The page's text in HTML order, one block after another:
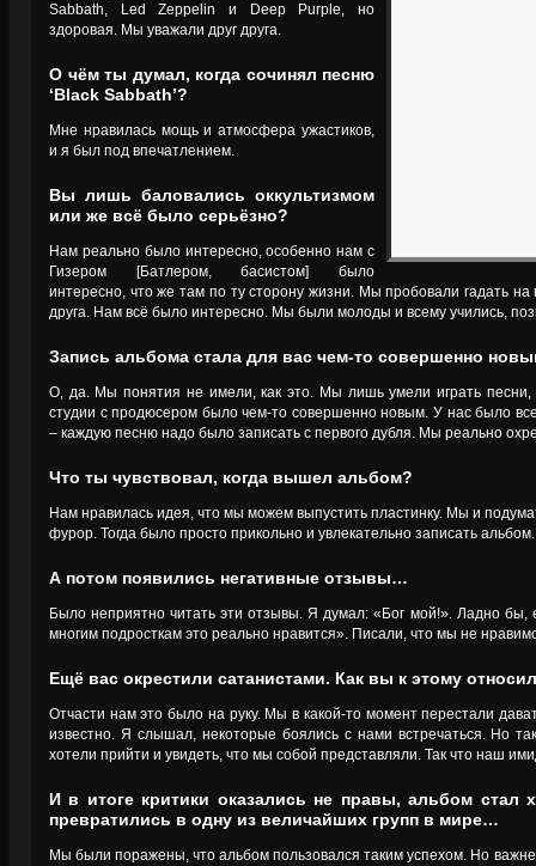
Sabbath, Led Zeppelin и Deep Purple, но
здоровая. Мы уважали друг друга.
О чём ты думал, когда сочинял песню
‘Black Sabbath’?
Мне нравилась мощь и атмосфера ужастиков,
и я был под впечатлением.
Вы лишь баловались оккультизмом
или же всё было серьёзно?
Нам реально было интересно, особенно нам с
Гизером [Батлером, басистом] было
интересно, что же там по ту сторону жизни. Мы пробовали гадать на
друга. Нам всё было интересно. Мы были молоды и всему учились,
Запись альбома стала для вас чем-то совершенно
О, да. Мы понятия не имели, как это. Мы лишь умели играть песни,
студии с продюсером было чем-то совершенно новым. У нас было
– каждую песню надо было записать с первого дубля. Мы реально
Что ты чувствовал, когда вышел альбом?
Нам нравилась идея, что мы можем выпустить пластинку. Мы и
фурор. Тогда было просто прикольно и увлекательно записать альбом.
А потом появились негативные отзывы…
Было неприятно читать эти отзывы. Я думал: «Бог мой!». Ладно
многим подросткам это реально нравится». Писали, что мы не
Ещё вас окрестили сатанистами. Как вы к этому
Отчасти нам это было на руку. Мы в какой-то момент перестали
известно. Я слышал, некоторые боялись с нами встречаться. Но
хотели прийти и увидеть, что мы собой представляли. Так что наш
И в итоге критики оказались не правы, альбом стал
превратились в одну из величайших групп в мире…
Мы были поражены, что альбом пользовался таким успехом. Но